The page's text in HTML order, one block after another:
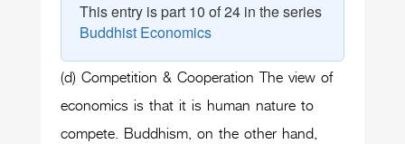
This entry is part 10 of 24 in the series
Buddhist Economics
(d) Competition & Cooperation The view of
economics is that it is human nature to
compete. Buddhism, on the other hand,